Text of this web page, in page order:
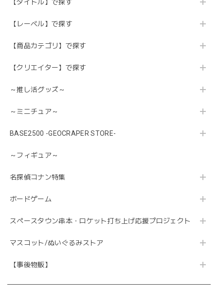
【タイトル】で探す
【レーベル】で探す
【商品カテゴリ】で探す
【クリエイター】で探す
～推し活グッズ～
～ミニチュア～
BASE2500 -GEOCRAPER STORE-
～フィギュア～
名探偵コナン特集
ボードゲーム
スペースタウン串本・ロケット打ち上げ応援プロジェクト
マスコット/ぬいぐるみストア
【事後物販】